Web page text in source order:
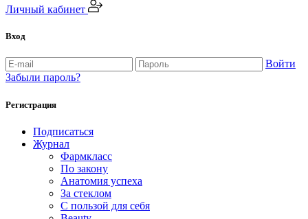
Личный кабинет
Вход
Войти
Забыли пароль?
Регистрация
Подписаться
Журнал
Фармкласс
По закону
Анатомия успеха
За стеклом
С пользой для себя